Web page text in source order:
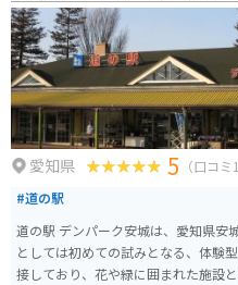
できるギャラリーもあり、地元の芸
す。定期的に開催される特別展やワ
愛知県 5 （口コミ
#道の駅
道の駅 デンパーク安城は、愛知県安
としては初めての試みとなる、体験
接しており、花や緑に囲まれた施設となっています。